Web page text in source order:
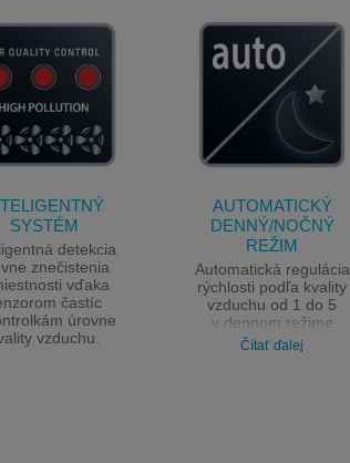
SYSTÉM
detekcia
znečistenia
vďaka
častíc
úrovne
vzduchu.
AUTOMATICKÝ
DENNÝ/NOČNÝ
REŽIM
Automatická regulácia
rýchlosti podľa kvality
vzduchu od 1 do 5
v dennom režime
a od 1 do 2 v nočnom
režime, aby ste si
Čítať ďalej